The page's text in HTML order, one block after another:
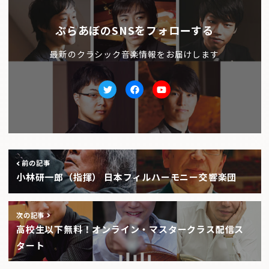
ぶらあぼのSNSをフォローする
最新のクラシック音楽情報をお届けします
TwitterfacebookYoutube
前の記事
小林研一郎（指揮） 日本フィルハーモニー交響楽団
次の記事
高校生以下無料！オンライン・マスタークラス配信ス
タート